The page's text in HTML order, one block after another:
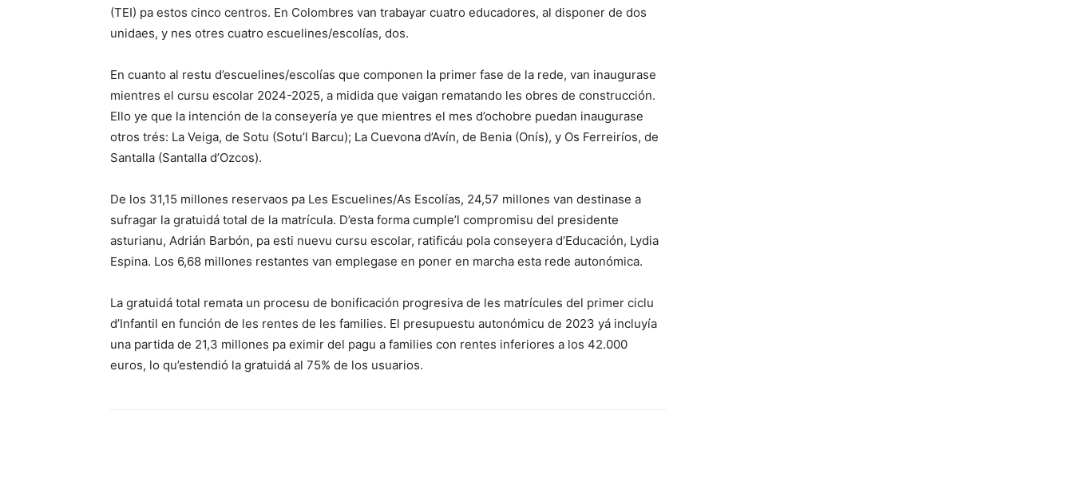
(TEI) pa estos cinco centros. En Colombres van trabayar cuatro educadores, al disponer de dos
unidaes, y nes otres cuatro escuelines/escolías, dos.
En cuanto al restu d’escuelines/escolías que componen la primer fase de la rede, van inaugurase
mientres el cursu escolar 2024-2025, a midida que vaigan rematando les obres de construcción.
Ello ye que la intención de la conseyería ye que mientres el mes d’ochobre puedan inaugurase
otros trés: La Veiga, de Sotu (Sotu’l Barcu); La Cuevona d’Avín, de Benia (Onís), y Os Ferreiríos, de
Santalla (Santalla d’Ozcos).
De los 31,15 millones reservaos pa Les Escuelines/As Escolías, 24,57 millones van destinase a
sufragar la gratuidá total de la matrícula. D’esta forma cumple’l compromisu del presidente
asturianu, Adrián Barbón, pa esti nuevu cursu escolar, ratificáu pola conseyera d’Educación, Lydia
Espina. Los 6,68 millones restantes van emplegase en poner en marcha esta rede autonómica.
La gratuidá total remata un procesu de bonificación progresiva de les matrícules del primer ciclu
d’Infantil en función de les rentes de les families. El presupuestu autonómicu de 2023 yá incluyía
una partida de 21,3 millones pa eximir del pagu a families con rentes inferiores a los 42.000
euros, lo qu’estendió la gratuidá al 75% de los usuarios.